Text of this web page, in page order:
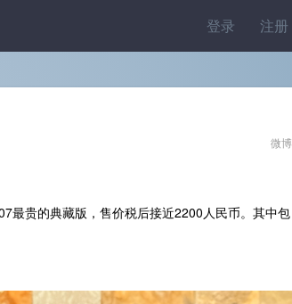
登录 注册
微博
最贵的典藏版，售价税后接近2200人民币。其中包